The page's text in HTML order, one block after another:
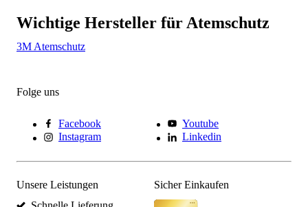
Wichtige Hersteller für Atemschutz
3M Atemschutz
Folge uns
Facebook
Youtube
Instagram
Linkedin
Unsere Leistungen
Sicher Einkaufen